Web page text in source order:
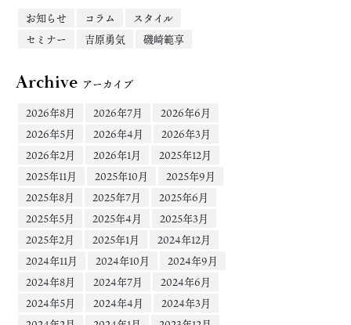
お知らせ
コラム
スタイル
セミナー
吉原勇気 磯崎範享
Archive アーカイブ
2026年8月
2026年7月
2026年6月
2026年5月
2026年4月
2026年3月
2026年2月
2026年1月
2025年12月
2025年11月
2025年10月
2025年9月
2025年8月
2025年7月
2025年6月
2025年5月
2025年4月
2025年3月
2025年2月
2025年1月
2024年12月
2024年11月
2024年10月
2024年9月
2024年8月
2024年7月
2024年6月
2024年5月
2024年4月
2024年3月